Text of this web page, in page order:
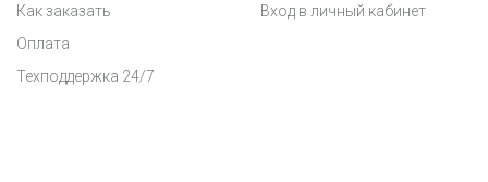
Как заказать
Оплата
Техподдержка 24/7
Вход в личный кабинет